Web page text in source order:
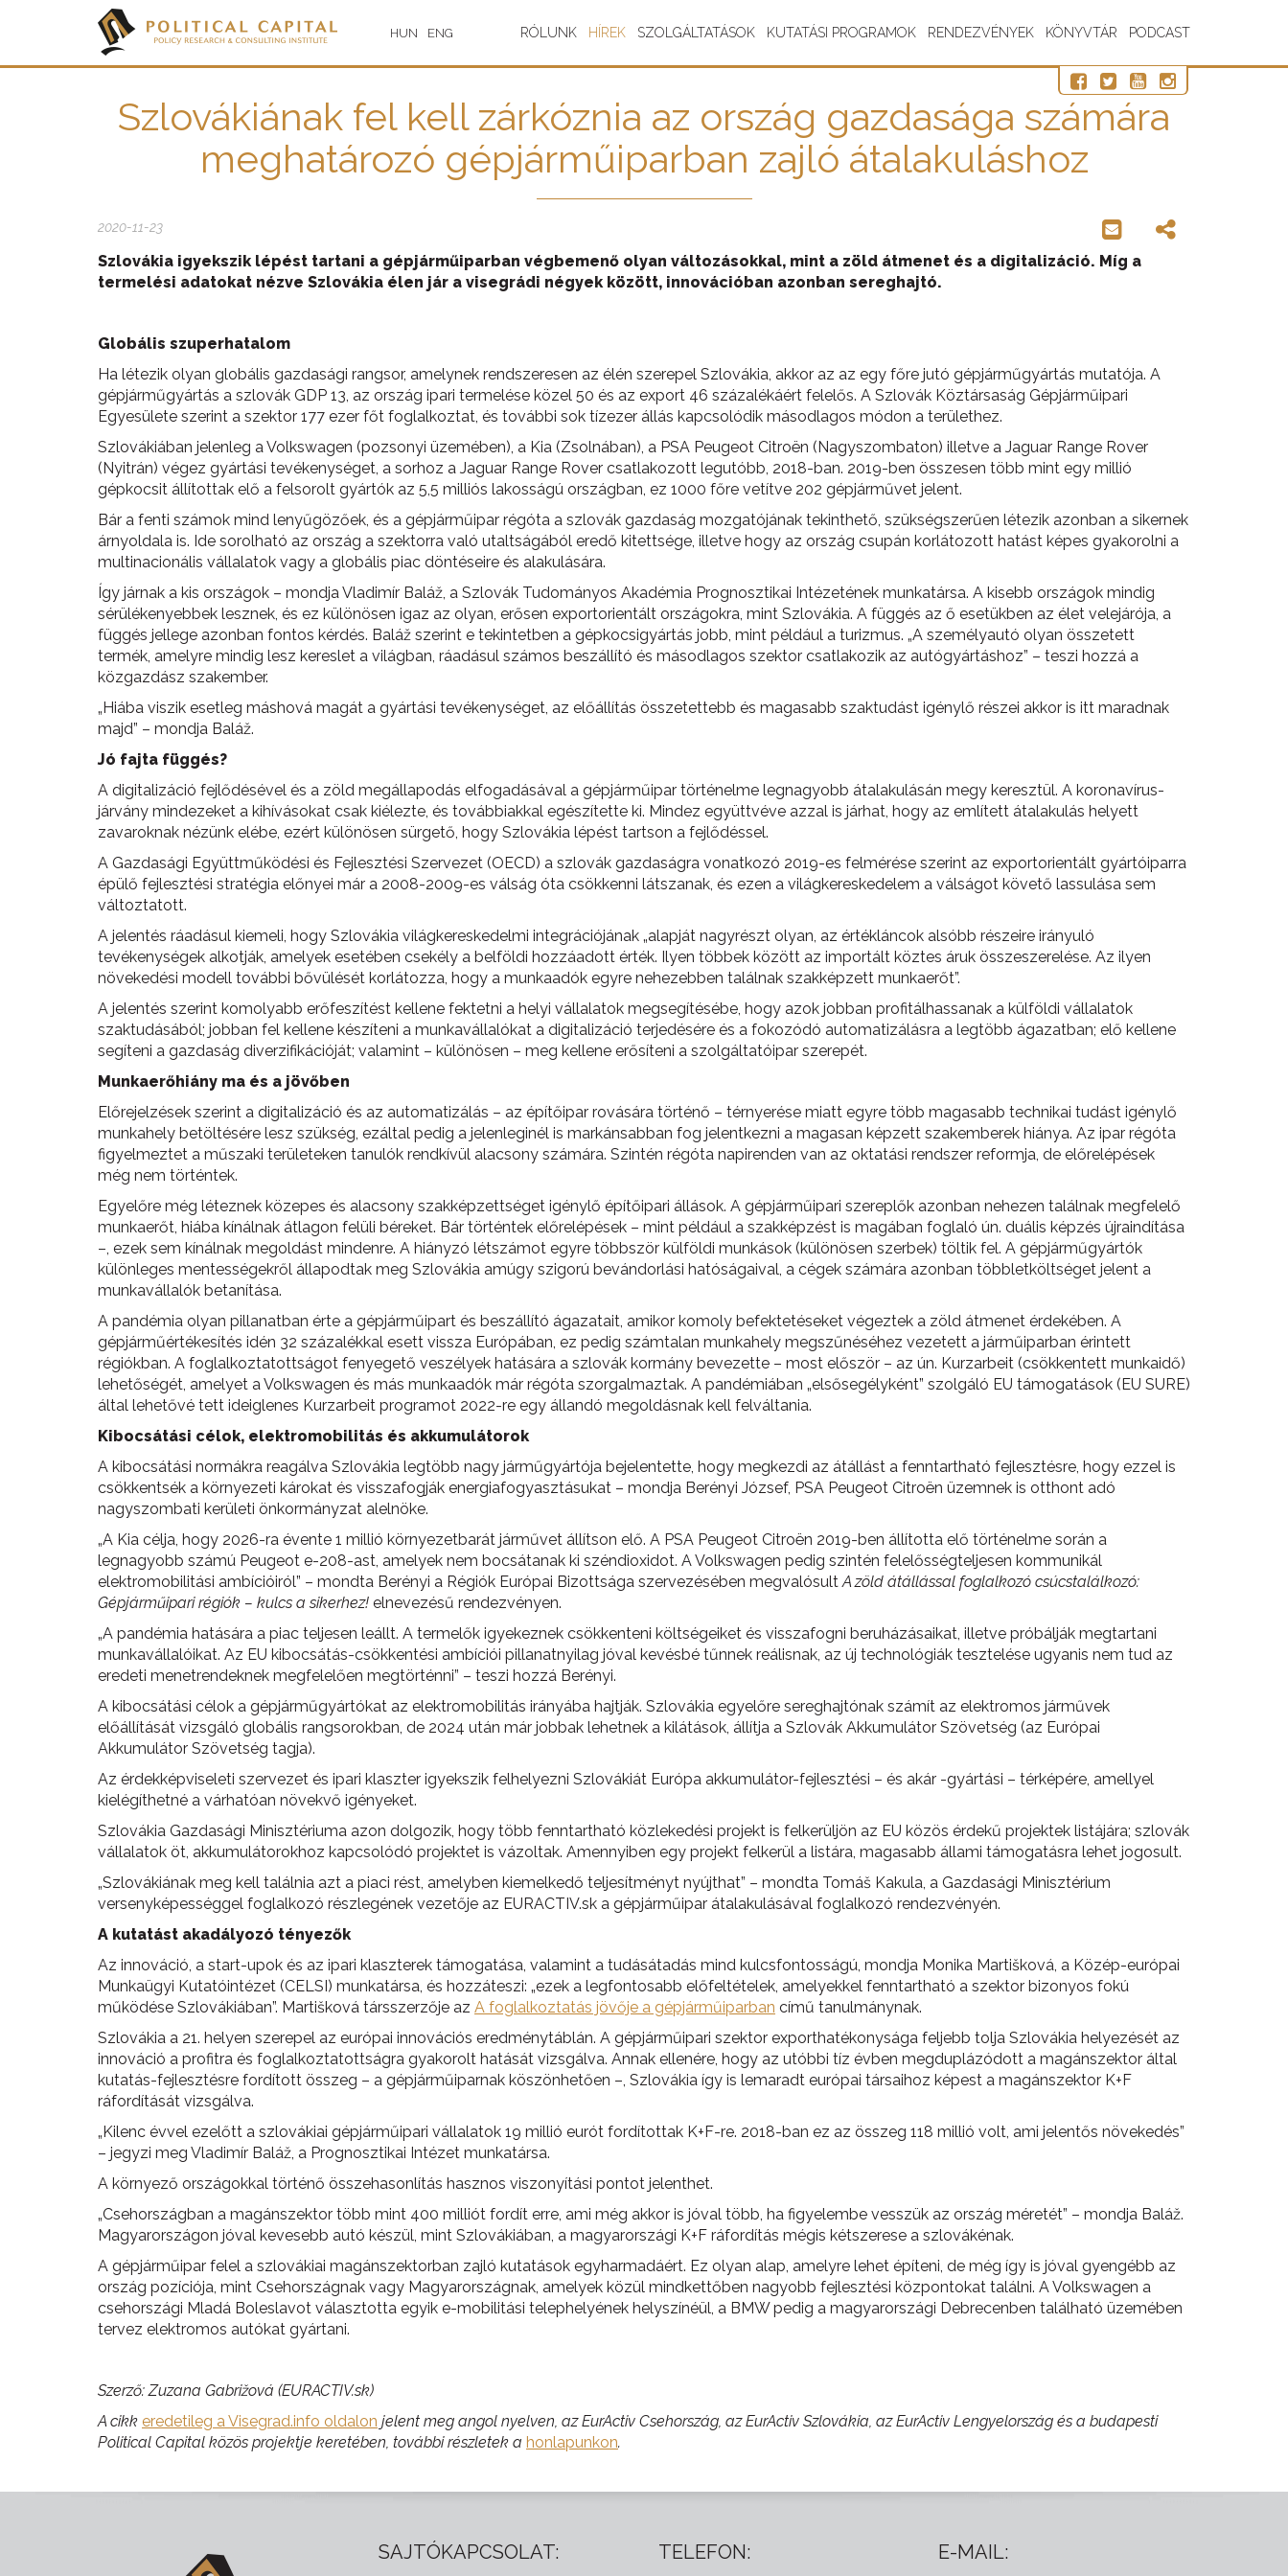
HUN ENG RÓLUNK HÍREK SZOLGÁLTATÁSOK KUTATÁSI PROGRAMOK RENDEZVÉNYEK KÖNYVTÁR PODCAST
Szlovákiának fel kell zárkóznia az ország gazdasága számára
meghatározó gépjárműiparban zajló átalakuláshoz
2020-11-23
Szlovákia igyekszik lépést tartani a gépjárműiparban végbemenő olyan változásokkal, mint a zöld átmenet és a digitalizáció. Míg a
termelési adatokat nézve Szlovákia élen jár a visegrádi négyek között, innovációban azonban sereghajtó.
Globális szuperhatalom
Ha létezik olyan globális gazdasági rangsor, amelynek rendszeresen az élén szerepel Szlovákia, akkor az az egy főre jutó gépjárműgyártás mutatója. A
gépjárműgyártás a szlovák GDP 13, az ország ipari termelése közel 50 és az export 46 százalékáért felelős. A Szlovák Köztársaság Gépjárműipari
Egyesülete szerint a szektor 177 ezer főt foglalkoztat, és további sok tízezer állás kapcsolódik másodlagos módon a területhez.
Szlovákiában jelenleg a Volkswagen (pozsonyi üzemében), a Kia (Zsolnában), a PSA Peugeot Citroën (Nagyszombaton) illetve a Jaguar Range Rover
(Nyitrán) végez gyártási tevékenységet, a sorhoz a Jaguar Range Rover csatlakozott legutóbb, 2018-ban. 2019-ben összesen több mint egy millió
gépkocsit állítottak elő a felsorolt gyártók az 5,5 milliós lakosságú országban, ez 1000 főre vetítve 202 gépjárművet jelent.
Bár a fenti számok mind lenyűgözőek, és a gépjárműipar régóta a szlovák gazdaság mozgatójának tekinthető, szükségszerűen létezik azonban a sikernek
árnyoldala is. Ide sorolható az ország a szektorra való utaltságából eredő kitettsége, illetve hogy az ország csupán korlátozott hatást képes gyakorolni a
multinacionális vállalatok vagy a globális piac döntéseire és alakulására.
Így járnak a kis országok – mondja Vladimír Baláž, a Szlovák Tudományos Akadémia Prognosztikai Intézetének munkatársa. A kisebb országok mindig
sérülékenyebbek lesznek, és ez különösen igaz az olyan, erősen exportorientált országokra, mint Szlovákia. A függés az ő esetükben az élet velejárója, a
függés jellege azonban fontos kérdés. Baláž szerint e tekintetben a gépkocsigyártás jobb, mint például a turizmus. „A személyautó olyan összetett
termék, amelyre mindig lesz kereslet a világban, ráadásul számos beszállító és másodlagos szektor csatlakozik az autógyártáshoz” – teszi hozzá a
közgazdász szakember.
„Hiába viszik esetleg máshová magát a gyártási tevékenységet, az előállítás összetettebb és magasabb szaktudást igénylő részei akkor is itt maradnak
majd” – mondja Baláž.
Jó fajta függés?
A digitalizáció fejlődésével és a zöld megállapodás elfogadásával a gépjárműipar történelme legnagyobb átalakulásán megy keresztül. A koronavírus-
járvány mindezeket a kihívásokat csak kiélezte, és továbbiakkal egészítette ki. Mindez együttvéve azzal is járhat, hogy az említett átalakulás helyett
zavaroknak nézünk elébe, ezért különösen sürgető, hogy Szlovákia lépést tartson a fejlődéssel.
A Gazdasági Együttműködési és Fejlesztési Szervezet (OECD) a szlovák gazdaságra vonatkozó 2019-es felmérése szerint az exportorientált gyártóiparra
épülő fejlesztési stratégia előnyei már a 2008-2009-es válság óta csökkenni látszanak, és ezen a világkereskedelem a válságot követő lassulása sem
változtatott.
A jelentés ráadásul kiemeli, hogy Szlovákia világkereskedelmi integrációjának „alapját nagyrészt olyan, az értékláncok alsóbb részeire irányuló
tevékenységek alkotják, amelyek esetében csekély a belföldi hozzáadott érték. Ilyen többek között az importált köztes áruk összeszerelése. Az ilyen
növekedési modell további bővülését korlátozza, hogy a munkaadók egyre nehezebben találnak szakképzett munkaerőt”.
A jelentés szerint komolyabb erőfeszítést kellene fektetni a helyi vállalatok megsegítésébe, hogy azok jobban profitálhassanak a külföldi vállalatok
szaktudásából; jobban fel kellene készíteni a munkavállalókat a digitalizáció terjedésére és a fokozódó automatizálásra a legtöbb ágazatban; elő kellene
segíteni a gazdaság diverzifikációját; valamint – különösen – meg kellene erősíteni a szolgáltatóipar szerepét.
Munkaerőhiány ma és a jövőben
Előrejelzések szerint a digitalizáció és az automatizálás – az építőipar rovására történő – térnyerése miatt egyre több magasabb technikai tudást igénylő
munkahely betöltésére lesz szükség, ezáltal pedig a jelenleginél is markánsabban fog jelentkezni a magasan képzett szakemberek hiánya. Az ipar régóta
figyelmeztet a műszaki területeken tanulók rendkívül alacsony számára. Szintén régóta napirenden van az oktatási rendszer reformja, de előrelépések
még nem történtek.
Egyelőre még léteznek közepes és alacsony szakképzettséget igénylő építőipari állások. A gépjárműipari szereplők azonban nehezen találnak megfelelő
munkaerőt, hiába kínálnak átlagon felüli béreket. Bár történtek előrelépések – mint például a szakképzést is magában foglaló ún. duális képzés újraindítása
–, ezek sem kínálnak megoldást mindenre. A hiányzó létszámot egyre többször külföldi munkások (különösen szerbek) töltik fel. A gépjárműgyártók
különleges mentességekről állapodtak meg Szlovákia amúgy szigorú bevándorlási hatóságaival, a cégek számára azonban többletköltséget jelent a
munkavállalók betanítása.
A pandémia olyan pillanatban érte a gépjárműipart és beszállító ágazatait, amikor komoly befektetéseket végeztek a zöld átmenet érdekében. A
gépjárműértékesítés idén 32 százalékkal esett vissza Európában, ez pedig számtalan munkahely megszűnéséhez vezetett a járműiparban érintett
régiókban. A foglalkoztatottságot fenyegető veszélyek hatására a szlovák kormány bevezette – most először – az ún. Kurzarbeit (csökkentett munkaidő)
lehetőségét, amelyet a Volkswagen és más munkaadók már régóta szorgalmaztak. A pandémiában „elsősegélyként” szolgáló EU támogatások (EU SURE)
által lehetővé tett ideiglenes Kurzarbeit programot 2022-re egy állandó megoldásnak kell felváltania.
Kibocsátási célok, elektromobilitás és akkumulátorok
A kibocsátási normákra reagálva Szlovákia legtöbb nagy járműgyártója bejelentette, hogy megkezdi az átállást a fenntartható fejlesztésre, hogy ezzel is
csökkentsék a környezeti károkat és visszafogják energiafogyasztásukat – mondja Berényi József, PSA Peugeot Citroën üzemnek is otthont adó
nagyszombati kerületi önkormányzat alelnöke.
„A Kia célja, hogy 2026-ra évente 1 millió környezetbarát járművet állítson elő. A PSA Peugeot Citroën 2019-ben állította elő történelme során a
legnagyobb számú Peugeot e-208-ast, amelyek nem bocsátanak ki széndioxidot. A Volkswagen pedig szintén felelősségteljesen kommunikál
elektromobilitási ambícióiról” – mondta Berényi a Régiók Európai Bizottsága szervezésében megvalósultA zöld átállással foglalkozó csúcstalálkozó:
Gépjárműipari régiók – kulcs a sikerhez! elnevezésű rendezvényen.
„A pandémia hatására a piac teljesen leállt. A termelők igyekeznek csökkenteni költségeiket és visszafogni beruházásaikat, illetve próbálják megtartani
munkavállalóikat. Az EU kibocsátás-csökkentési ambíciói pillanatnyilag jóval kevésbé tűnnek reálisnak, az új technológiák tesztelése ugyanis nem tud az
eredeti menetrendeknek megfelelően megtörténni” – teszi hozzá Berényi.
A kibocsátási célok a gépjárműgyártókat az elektromobilitás irányába hajtják. Szlovákia egyelőre sereghajtónak számít az elektromos járművek
előállítását vizsgáló globális rangsorokban, de 2024 után már jobbak lehetnek a kilátások, állítja a Szlovák Akkumulátor Szövetség (az Európai
Akkumulátor Szövetség tagja).
Az érdekképviseleti szervezet és ipari klaszter igyekszik felhelyezni Szlovákiát Európa akkumulátor-fejlesztési – és akár -gyártási – térképére, amellyel
kielégíthetné a várhatóan növekvő igényeket.
Szlovákia Gazdasági Minisztériuma azon dolgozik, hogy több fenntartható közlekedési projekt is felkerüljön az EU közös érdekű projektek listájára; szlovák
vállalatok öt, akkumulátorokhoz kapcsolódó projektet is vázoltak. Amennyiben egy projekt felkerül a listára, magasabb állami támogatásra lehet jogosult.
„Szlovákiának meg kell találnia azt a piaci rést, amelyben kiemelkedő teljesítményt nyújthat” – mondta Tomáš Kakula, a Gazdasági Minisztérium
versenyképességgel foglalkozó részlegének vezetője az EURACTIV.sk a gépjárműipar átalakulásával foglalkozó rendezvényén.
A kutatást akadályozó tényezők
Az innováció, a start-upok és az ipari klaszterek támogatása, valamint a tudásátadás mind kulcsfontosságú, mondja Monika Martišková, a Közép-európai
Munkaügyi Kutatóintézet (CELSI) munkatársa, és hozzáteszi: „ezek a legfontosabb előfeltételek, amelyekkel fenntartható a szektor bizonyos fokú
működése Szlovákiában”. Martišková társszerzője az A foglalkoztatás jövője a gépjárműiparban című tanulmánynak.
Szlovákia a 21. helyen szerepel az európai innovációs eredménytáblán. A gépjárműipari szektor exporthatékonysága feljebb tolja Szlovákia helyezését az
innováció a profitra és foglalkoztatottságra gyakorolt hatását vizsgálva. Annak ellenére, hogy az utóbbi tíz évben megduplázódott a magánszektor által
kutatás-fejlesztésre fordított összeg – a gépjárműiparnak köszönhetően –, Szlovákia így is lemaradt európai társaihoz képest a magánszektor K+F
ráfordítását vizsgálva.
„Kilenc évvel ezelőtt a szlovákiai gépjárműipari vállalatok 19 millió eurót fordítottak K+F-re. 2018-ban ez az összeg 118 millió volt, ami jelentős növekedés”
– jegyzi meg Vladimír Baláž, a Prognosztikai Intézet munkatársa.
A környező országokkal történő összehasonlítás hasznos viszonyítási pontot jelenthet.
„Csehországban a magánszektor több mint 400 milliót fordít erre, ami még akkor is jóval több, ha figyelembe vesszük az ország méretét” – mondja Baláž.
Magyarországon jóval kevesebb autó készül, mint Szlovákiában, a magyarországi K+F ráfordítás mégis kétszerese a szlovákénak.
A gépjárműipar felel a szlovákiai magánszektorban zajló kutatások egyharmadáért. Ez olyan alap, amelyre lehet építeni, de még így is jóval gyengébb az
ország pozíciója, mint Csehországnak vagy Magyarországnak, amelyek közül mindkettőben nagyobb fejlesztési központokat találni. A Volkswagen a
csehországi Mladá Boleslavot választotta egyik e-mobilitási telephelyének helyszínéül, a BMW pedig a magyarországi Debrecenben található üzemében
tervez elektromos autókat gyártani.
Szerző: Zuzana Gabrižová (EURACTIV.sk)
A cikk eredetileg a Visegrad.info oldalon jelent meg angol nyelven, az EurActiv Csehország, az EurActiv Szlovákia, az EurActiv Lengyelország és a budapesti
Political Capital közös projektje keretében, további részletek a honlapunkon.
SAJTÓKAPCSOLAT: TELEFON: E-MAIL: